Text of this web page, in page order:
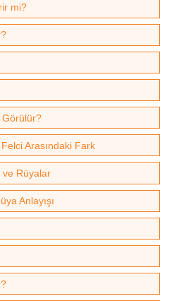
mi?
Arasındaki Fark
ve Rüyalar
Anlayışı